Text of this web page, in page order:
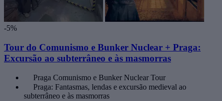
-5%
Tour do Comunismo e Bunker Nuclear + Praga:
Excursão ao subterrâneo e às masmorras
Praga Comunismo e Bunker Nuclear Tour
Praga: Fantasmas, lendas e excursão medieval ao
subterrâneo e às masmorras